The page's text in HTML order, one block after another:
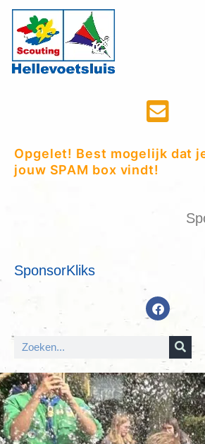
Opgelet! Best mogelijk dat
jouw SPAM box vindt!
SponsorKliks